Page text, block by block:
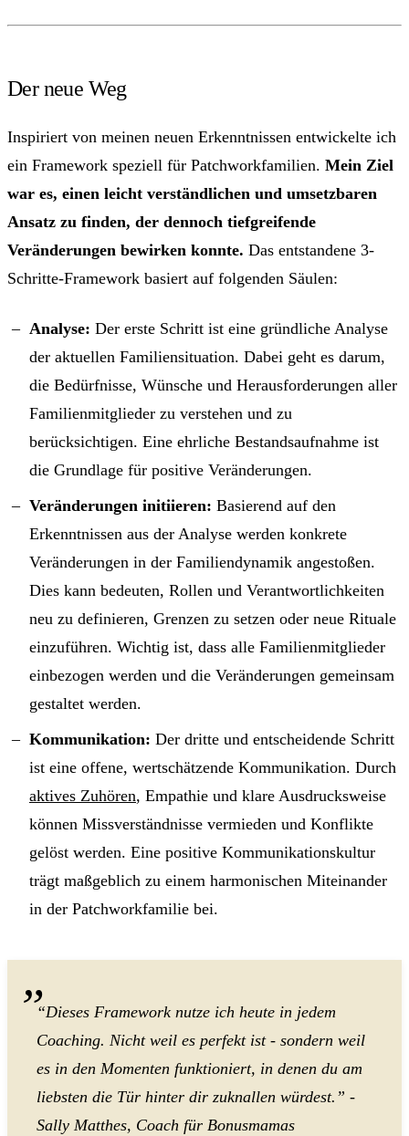
Der neue Weg
Inspiriert von meinen neuen Erkenntnissen entwickelte ich
ein Framework speziell für Patchworkfamilien. Mein Ziel
war es, einen leicht verständlichen und umsetzbaren
Ansatz zu finden, der dennoch tiefgreifende
Veränderungen bewirken konnte. Das entstandene 3-
Schritte-Framework basiert auf folgenden Säulen:
Analyse: Der erste Schritt ist eine gründliche Analyse
der aktuellen Familiensituation. Dabei geht es darum,
die Bedürfnisse, Wünsche und Herausforderungen aller
Familienmitglieder zu verstehen und zu
berücksichtigen. Eine ehrliche Bestandsaufnahme ist
die Grundlage für positive Veränderungen.
Veränderungen initiieren: Basierend auf den
Erkenntnissen aus der Analyse werden konkrete
Veränderungen in der Familiendynamik angestoßen.
Dies kann bedeuten, Rollen und Verantwortlichkeiten
neu zu definieren, Grenzen zu setzen oder neue Rituale
einzuführen. Wichtig ist, dass alle Familienmitglieder
einbezogen werden und die Veränderungen gemeinsam
gestaltet werden.
Kommunikation: Der dritte und entscheidende Schritt
ist eine offene, wertschätzende Kommunikation. Durch
aktives Zuhören, Empathie und klare Ausdrucksweise
können Missverständnisse vermieden und Konflikte
gelöst werden. Eine positive Kommunikationskultur
trägt maßgeblich zu einem harmonischen Miteinander
in der Patchworkfamilie bei.
“Dieses Framework nutze ich heute in jedem
Coaching. Nicht weil es perfekt ist - sondern weil
es in den Momenten funktioniert, in denen du am
liebsten die Tür hinter dir zuknallen würdest.” -
Sally Matthes, Coach für Bonusmamas